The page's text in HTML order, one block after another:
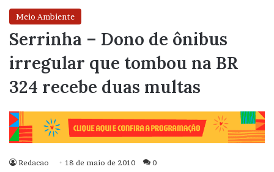
Meio Ambiente
Serrinha – Dono de ônibus
irregular que tombou na BR
324 recebe duas multas
Redacao 18 de maio de 2010 0